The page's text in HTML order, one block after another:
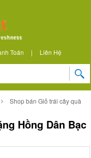
Toán | Liên Hệ
Shop bán Giỏ trái cây quà
Hồng Dân Bạc